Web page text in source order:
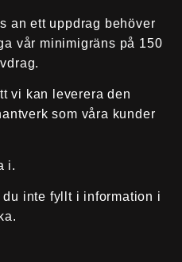
an ett uppdrag behöver
vår minimigräns på 150
.
vi kan leverera den
som våra kunder
i.
inte fyllt i information i